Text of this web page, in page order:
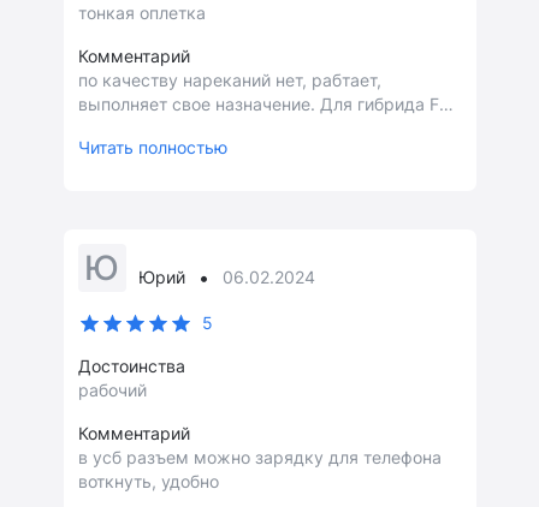
тонкая оплетка
Комментарий
по качеству нареканий нет, рабтает,
выполняет свое назначение. Для гибрида F5
прочности, хотя пока ничего не случилось
Читать полностью
Ю Юрий • 06.02.2024
5
Достоинства
рабочий
Комментарий
в усб разъем можно зарядку для телефона
воткнуть, удобно